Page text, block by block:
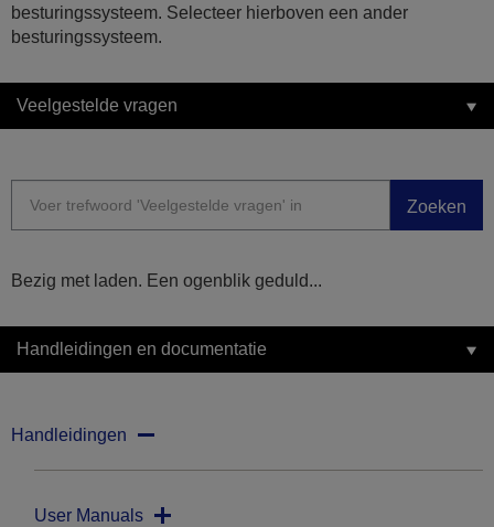
besturingssysteem. Selecteer hierboven een ander
besturingssysteem.
Veelgestelde vragen
Zoeken
Bezig met laden. Een ogenblik geduld...
Handleidingen en documentatie
Handleidingen
User Manuals